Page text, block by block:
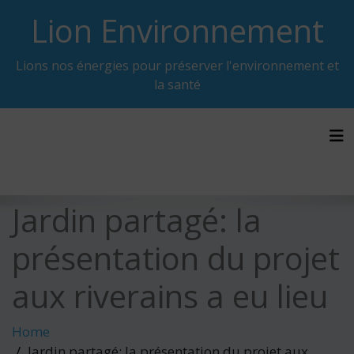
contentLion Environnement
Lions nos énergies pour préserver l'environnement et
la santé
Jardin partagé: la
présentation du projet
aux riverains a eu lieu
Home